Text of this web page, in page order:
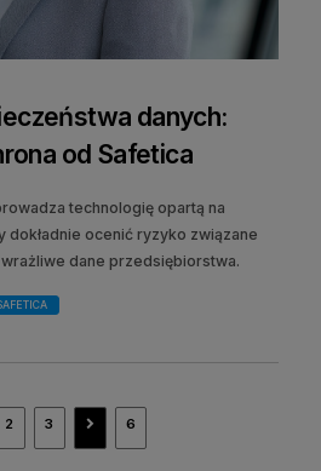
danych:
od Safetica
technologię opartą na
dokładnie ocenić ryzyko związane
dane przedsiębiorstwa.
2 3 navigate_next 6